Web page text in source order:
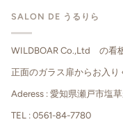
SALON DE うるりら
WILDBOAR Co.,Ltd の看
正面のガラス扉からお入り
Aderess : 愛知県瀬戸市塩
TEL : 0561-84-7780